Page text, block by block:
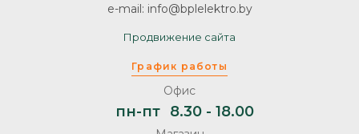
График работы
Офис
пн-пт 8.30 - 18.00
e-mail: info@bplelektro.by
Продвижение сайта